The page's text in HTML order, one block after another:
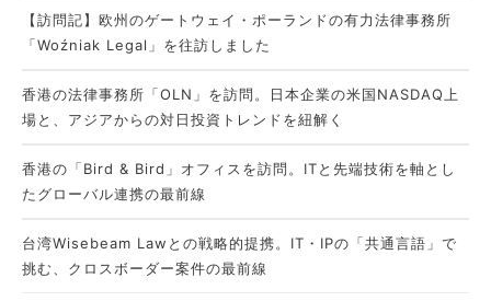
【訪問記】欧州のゲートウェイ・ポーランドの有力法律事務所
「Woźniak Legal」を往訪しました
香港の法律事務所「OLN」を訪問。日本企業の米国NASDAQ上
場と、アジアからの対日投資トレンドを紐解く
香港の「Bird & Bird」オフィスを訪問。ITと先端技術を軸とし
たグローバル連携の最前線
台湾Wisebeam Lawとの戦略的提携。IT・IPの「共通言語」で
挑む、クロスボーダー案件の最前線